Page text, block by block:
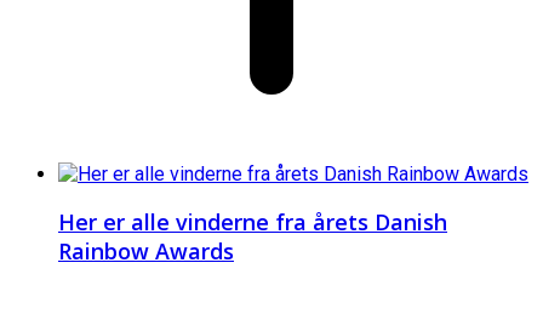
Her er alle vinderne fra årets Danish
Rainbow Awards